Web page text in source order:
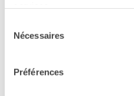
Nécessaires
Préférences
CCAM Vandoeuvre-les-